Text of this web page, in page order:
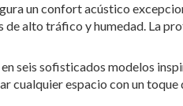
un confort acústico
de alto tráfico y humedad. La
seis sofisticados modelos
cualquier espacio con un toque